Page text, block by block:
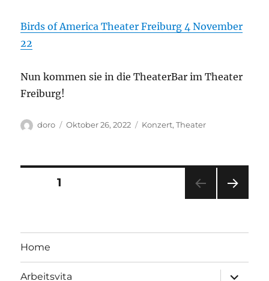
Birds of America Theater Freiburg 4 November
22
Nun kommen sie in die TheaterBar im Theater
Freiburg!
Autor
doro
Veröffentlicht
Oktober 26, 2022 Kategorien
Konzert,Theater
Seitennummerierung
Beiträge
SEITE1
Home
Arbeitsvita